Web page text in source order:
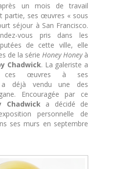
un mois de travail
partie, ses œuvres « sous
séjour à San Francisco.
vous pris dans les
de cette ville, elle
de la série Honey Honey à
Chadwick. La galeriste a
ces œuvres à ses
a déjà vendu une des
Encouragée par ce
Chadwick a décidé de
personnelle de
ses murs en septembre